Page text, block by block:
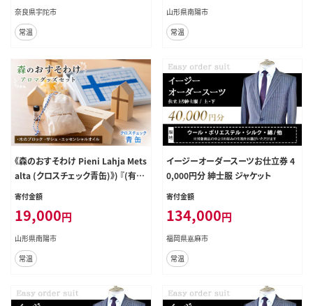
奈良県宇陀市
常温
山形県南陽市
常温
《森のおすそわけ Pieni Lahja Mets
alta (クロスチェック青缶)》) 『(有)
遠藤製函』 アロマ 木の香り 消臭 山
形県 南陽市 [1785]
寄付金額
19,000円
山形県南陽市
常温
イージーオーダースーツお仕立券 4
0,000円分 紳士服 ジャケット
寄付金額
134,000円
福岡県嘉麻市
常温